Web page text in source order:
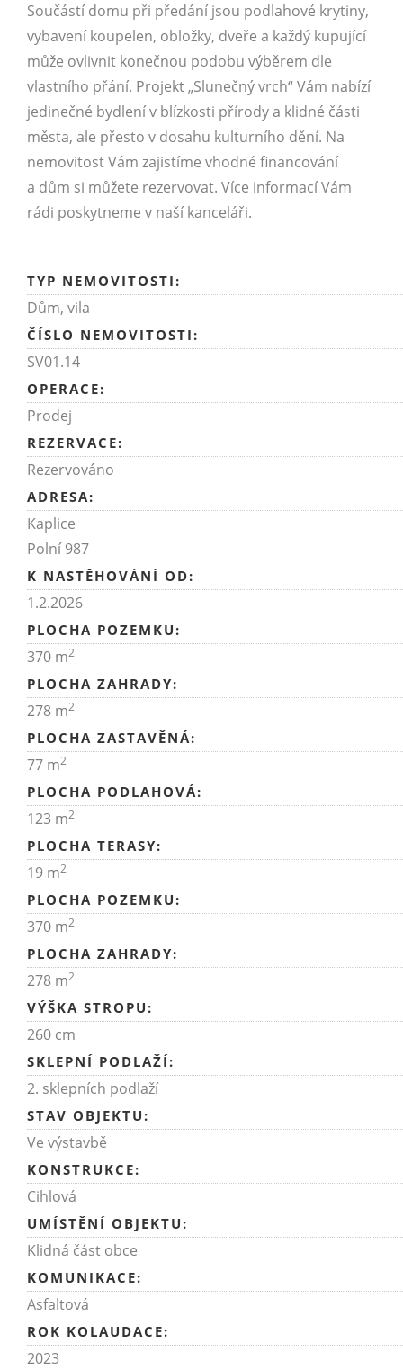
Součástí domu při předání jsou podlahové krytiny,
vybavení koupelen, obložky, dveře a každý kupující
může ovlivnit konečnou podobu výběrem dle
vlastního přání. Projekt „Slunečný vrch“ Vám nabízí
jedinečné bydlení v blízkosti přírody a klidné části
města, ale přesto v dosahu kulturního dění. Na
nemovitost Vám zajistíme vhodné financování
a dům si můžete rezervovat. Více informací Vám
rádi poskytneme v naší kanceláři.
TYP NEMOVITOSTI:
Dům, vila
ČÍSLO NEMOVITOSTI:
SV01.14
OPERACE:
Prodej
REZERVACE:
Rezervováno
ADRESA:
Kaplice
Polní 987
K NASTĚHOVÁNÍ OD:
1.2.2026
PLOCHA POZEMKU:
370 m2
PLOCHA ZAHRADY:
278 m2
PLOCHA ZASTAVĚNÁ:
77 m2
PLOCHA PODLAHOVÁ:
123 m2
PLOCHA TERASY:
19 m2
PLOCHA POZEMKU:
370 m2
PLOCHA ZAHRADY:
278 m2
VÝŠKA STROPU:
260 cm
SKLEPNÍ PODLAŽÍ:
2. sklepních podlaží
STAV OBJEKTU:
Ve výstavbě
KONSTRUKCE:
Cihlová
UMÍSTĚNÍ OBJEKTU:
Klidná část obce
KOMUNIKACE:
Asfaltová
ROK KOLAUDACE:
2023